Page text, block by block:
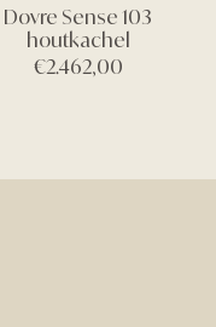
Dovre Sense 103
houtkachel
€2.462,00